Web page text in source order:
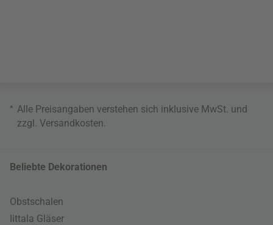
* Alle Preisangaben verstehen sich inklusive MwSt. und
zzgl. Versandkosten
Beliebte Dekorationen
Obstschalen
Iittala Gläser